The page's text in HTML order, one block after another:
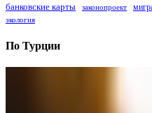
банковские карты
законопроект
экология
По Турции